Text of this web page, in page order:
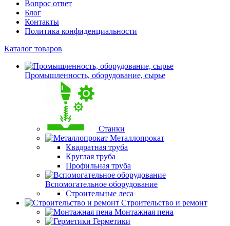
Вопрос ответ
Блог
Контакты
Политика конфиденциальности
Каталог товаров
Промышленность, оборудование, сырье
Станки
Металлопрокат
Квадратная труба
Круглая труба
Профильная труба
Вспомогательное оборудование
Строительные леса
Строительство и ремонт
Монтажная пена
Герметики